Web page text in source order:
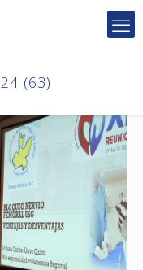
(63)